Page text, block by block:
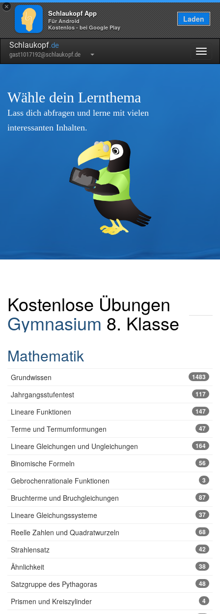
×
Schlaukopf App
Für Android
Kostenlos - bei Google Play
Laden
Schlaukopf.de
gast1017192@schlaukopf.de
Wähle dein Lernthema
Lass dich abfragen und lerne mit vielen
interessanten Inhalten.
Kostenlose Übungen
Gymnasium 8. Klasse
Mathematik
Grundwissen 1483
Jahrgangsstufentest 117
Lineare Funktionen 147
Terme und Termumformungen 47
Lineare Gleichungen und Ungleichungen 164
Binomische Formeln 56
Gebrochenrationale Funktionen 3
Bruchterme und Bruchgleichungen 87
Lineare Gleichungssysteme 37
Reelle Zahlen und Quadratwurzeln 68
Strahlensatz 42
Ähnlichkeit 38
Satzgruppe des Pythagoras 48
Prismen und Kreiszylinder 4